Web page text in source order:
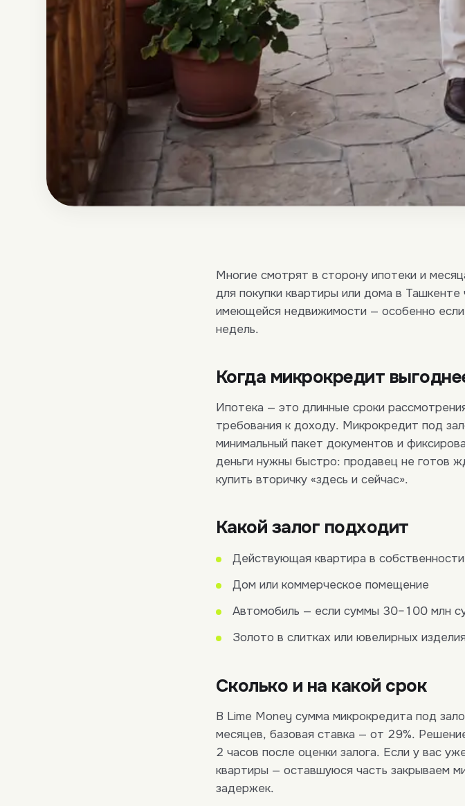
Многие смотрят в сторону ипотеки и
для покупки квартиры или дома в
имеющейся недвижимости — особенно
недель.
Когда микрокредит
Ипотека — это длинные сроки
требования к доходу. Микрокредит под
минимальный пакет документов и
деньги нужны быстро: продавец не готов
купить вторичку «здесь и сейчас».
Какой залог подходит
Действующая квартира в
Дом или коммерческое помещение
Автомобиль — если суммы 30–100 млн
Золото в слитках или ювелирных
Сколько и на какой срок
В Lime Money сумма микрокредита под
месяцев, базовая ставка — от 29%.
2 часов после оценки залога. Если у вас
квартиры — оставшуюся часть закрываем
задержек.